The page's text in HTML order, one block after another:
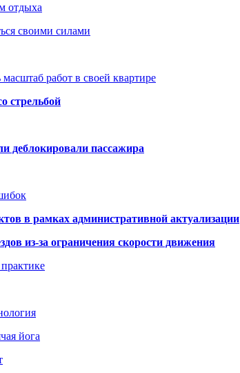
отдыха
своими силами
работ в своей квартире
стрельбой
деблокировали пассажира
в рамках административной актуализации
из-за ограничения скорости движения
йога